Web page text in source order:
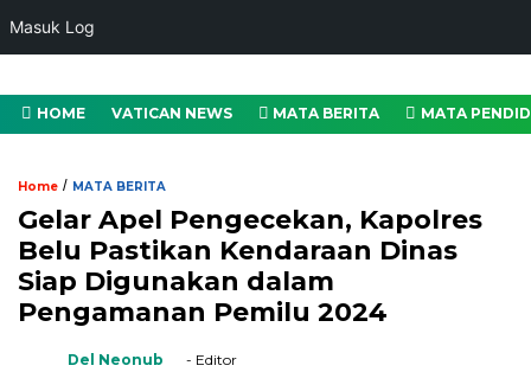
Masuk Log
HOME VATICAN NEWS MATA BERITA MATA
Home / MATA BERITA
Gelar Apel Pengecekan, Kapolres
Belu Pastikan Kendaraan Dinas
Siap Digunakan dalam
Pengamanan Pemilu 2024
Del Neonub
- Editor